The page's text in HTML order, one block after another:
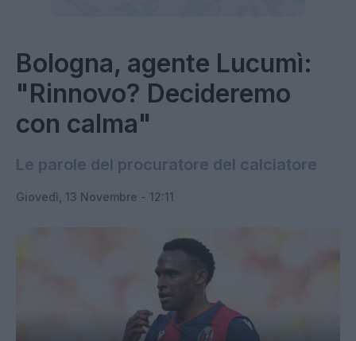
Bologna, agente Lucumì:
"Rinnovo? Decideremo
con calma"
Le parole del procuratore del calciatore
Giovedì, 13 Novembre - 12:11